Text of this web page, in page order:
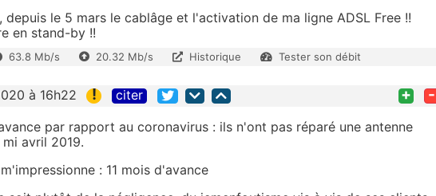
le 5 mars le cablâge et l'activation de ma ligne ADSL Free !!
en stand-by !!
63.8 Mb/s 20.32 Mb/s Historique Tester son débit
à 16h22 ! citer + -
par rapport au coronavirus : ils n'ont pas réparé une antenne
avril 2019.
: 11 mois d'avance